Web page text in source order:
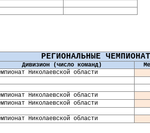
РЕГИОНАЛЬНЫЕ
Дивизион (число команд)
Николаевской области
Николаевской области
Николаевской области
Николаевской области